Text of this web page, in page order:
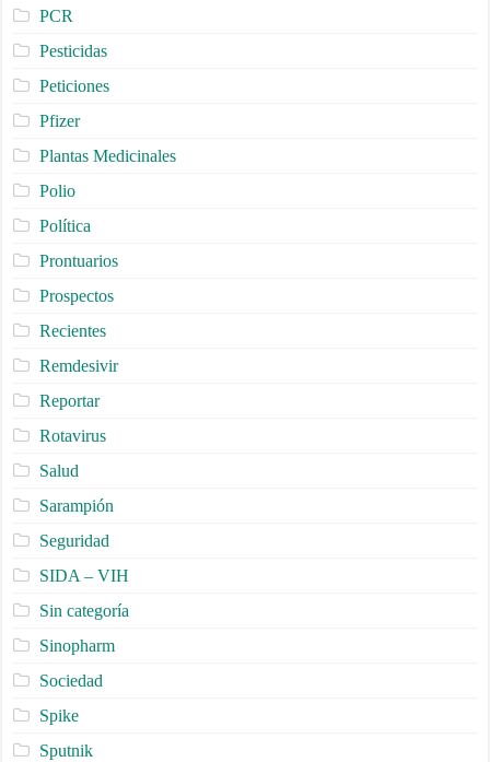
PCR
Pesticidas
Peticiones
Pfizer
Plantas Medicinales
Polio
Política
Prontuarios
Prospectos
Recientes
Remdesivir
Reportar
Rotavirus
Salud
Sarampión
Seguridad
SIDA – VIH
Sin categoría
Sinopharm
Sociedad
Spike
Sputnik